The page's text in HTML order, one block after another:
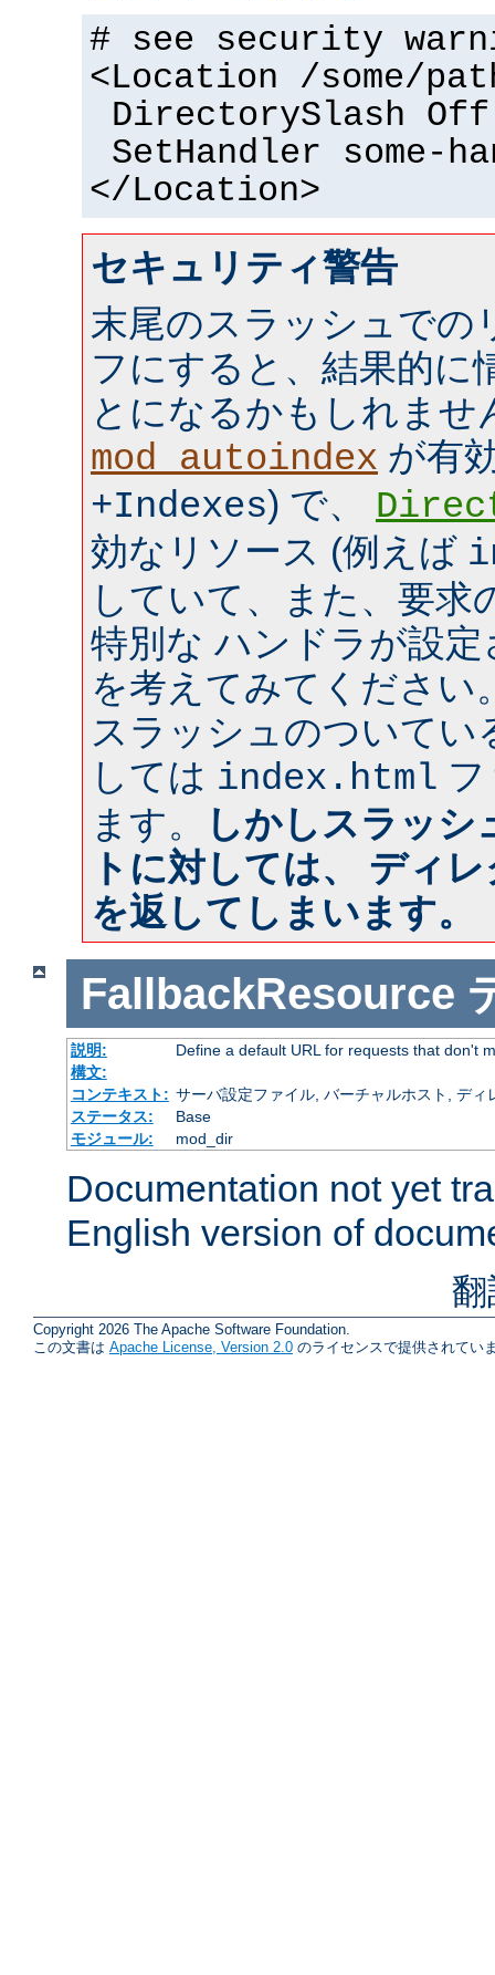
# see security
<Location /some/
DirectorySlash Off
SetHandler some-
</Location>
セキュリティ警告
末尾のスラッシュでの
フにすると、結果的に
とになるかもしれませ
mod_autoindex が有
+Indexes) で、
効なリソース (例えば
していて、また、要求
特別な ハンドラが設
を考えてみてください
スラッシュのついてい
しては index.html
ます。
しかしスラッシ
トに対しては、 ディ
を返してしまいます。
FallbackResource
説明:
Define a default URL for requests that don't
構文:
コンテキスト: サーバ設定ファイル, バーチャルホスト, ディ
ステータス:
Base
モジュール:
mod_dir
Documentation not yet
English version of
Copyright 2026 The Apache Software Foundation.
この文書は Apache License, Version 2.0 のライセンスで提供されてい